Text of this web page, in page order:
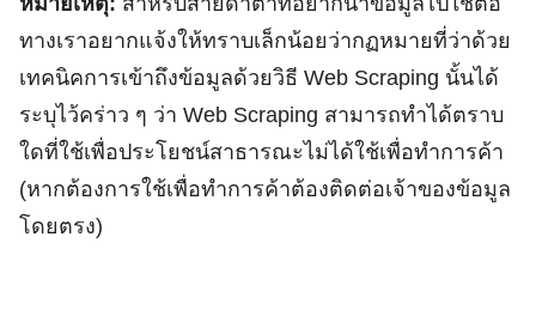
ทางเราอยากแจ้งให้ทราบเล็กน้อยว่ากฏหมายที่ว่าด้วย
เทคนิคการเข้าถึงข้อมูลด้วยวิธี Web Scraping นั้นได้
ระบุไว้คร่าว ๆ ว่า Web Scraping สามารถทำได้ตราบ
ใดที่ใช้เพื่อประโยชน์สาธารณะไม่ได้ใช้เพื่อทำการค้า
(หากต้องการใช้เพื่อทำการค้าต้องติดต่อเจ้าของข้อมูล
โดยตรง)